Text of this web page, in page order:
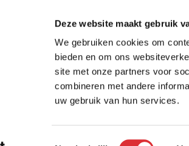
Deze website maakt gebruik
We gebruiken cookies om
bieden en om ons
site met onze partners voor
combineren met andere
uw gebruik van hun services.
Toestemmingsselectie
Projecten team Elektrotechniek
Lees verder